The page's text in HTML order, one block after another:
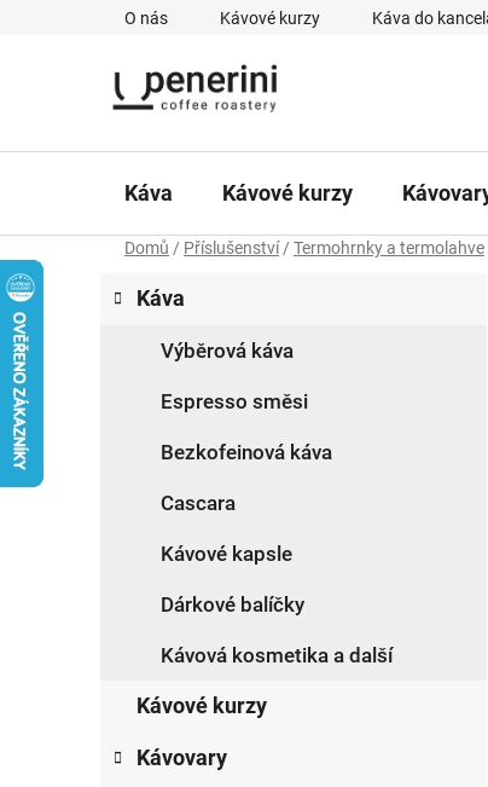
O nás Kávové kurzy Káva do
Káva Kávové kurzy
Domů / Příslušenství / Termohrnky a termolahve
P
Přeskočit
kategorie
Káva
Výběrová káva
Espresso směsi
Bezkofeinová káva
Cascara
Kávové kapsle
Dárkové balíčky
Kávová kosmetika a další
Kávové kurzy
Kávovary